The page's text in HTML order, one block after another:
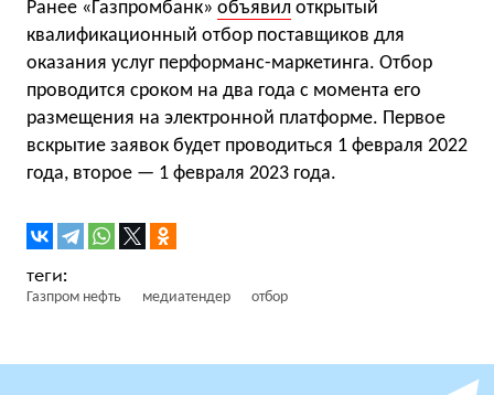
Ранее «Газпромбанк» объявил открытый
квалификационный отбор поставщиков для
оказания услуг перформанс-маркетинга. Отбор
проводится сроком на два года с момента его
размещения на электронной платформе. Первое
вскрытие заявок будет проводиться 1 февраля 2022
года, второе — 1 февраля 2023 года.
Газпром нефть медиатендер отбор